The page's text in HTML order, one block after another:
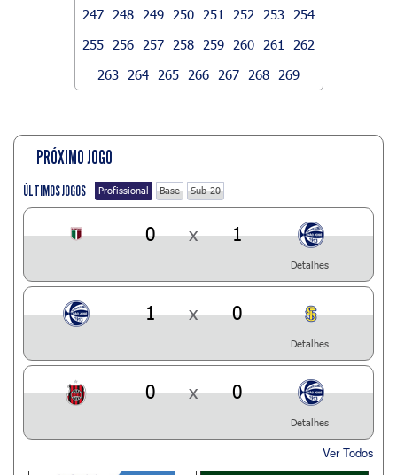
247
248 249 250 251 252 253
254
255
256 257 258 259 260 261
262
263
264 265 266 267 268 269
PRÓXIMO JOGO
ÚLTIMOS JOGOS Profissional Base Sub-20
0 x 1
Detalhes
1 x 0
Detalhes
0 x 0
Detalhes
Ver Todos